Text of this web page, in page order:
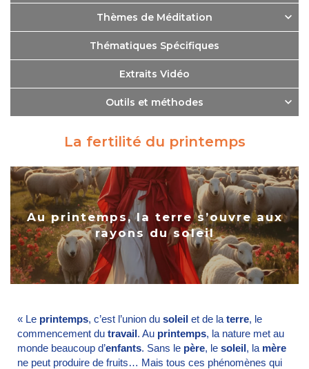
Thèmes de Méditation
Thématiques Spécifiques
Extraits Vidéo
Outils et méthodes
La fertilité du printemps
Au printemps, la terre s’ouvre aux
rayons du soleil
« Le printemps, c’est l’union du soleil et de la terre, le
commencement du travail. Au printemps, la nature met au
monde beaucoup d’enfants. Sans le père, le soleil, la mère
ne peut produire de fruits… Mais tous ces phénomènes qui